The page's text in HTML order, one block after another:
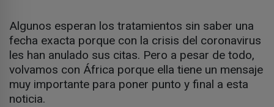
Algunos esperan los tratamientos sin saber una
fecha exacta porque con la crisis del coronavirus
les han anulado sus citas. Pero a pesar de todo,
volvamos con África porque ella tiene un mensaje
muy importante para poner punto y final a esta
noticia.